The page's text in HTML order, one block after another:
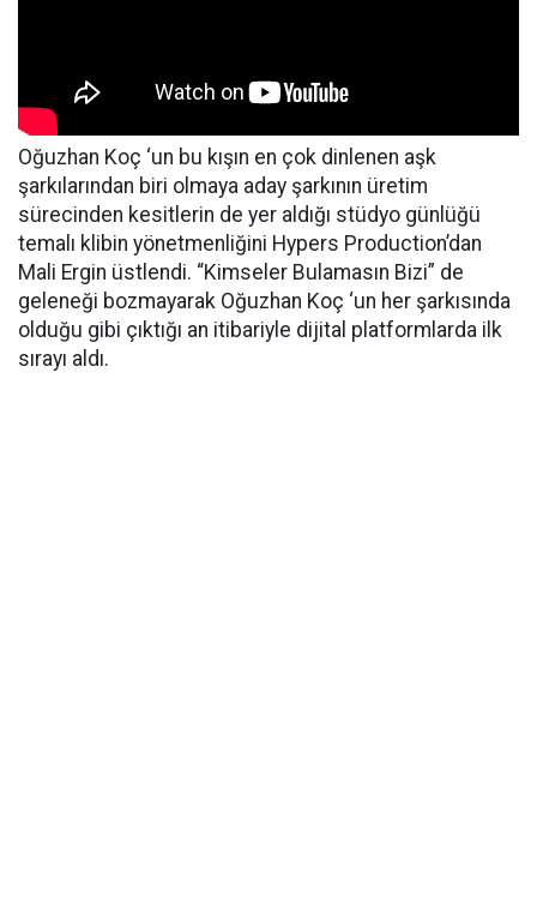
Oğuzhan Koç ‘un bu kışın en çok dinlenen aşk
şarkılarından biri olmaya aday şarkının üretim
sürecinden kesitlerin de yer aldığı stüdyo günlüğü
temalı klibin yönetmenliğini Hypers Production’dan
Mali Ergin üstlendi. “Kimseler Bulamasın Bizi” de
geleneği bozmayarak Oğuzhan Koç ‘un her şarkısında
olduğu gibi çıktığı an itibariyle dijital platformlarda ilk
sırayı aldı.